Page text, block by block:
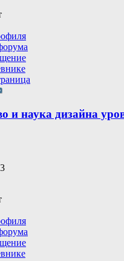
и наука дизайна